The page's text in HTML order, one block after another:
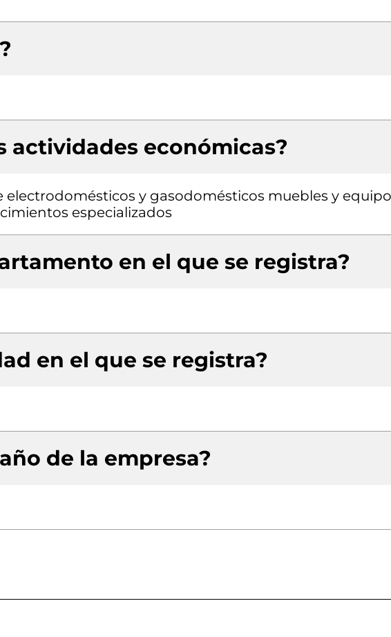
actividades económicas?
electrodomésticos y gasodomésticos muebles y
especializados
en el que se registra?
en el que se registra?
de la empresa?